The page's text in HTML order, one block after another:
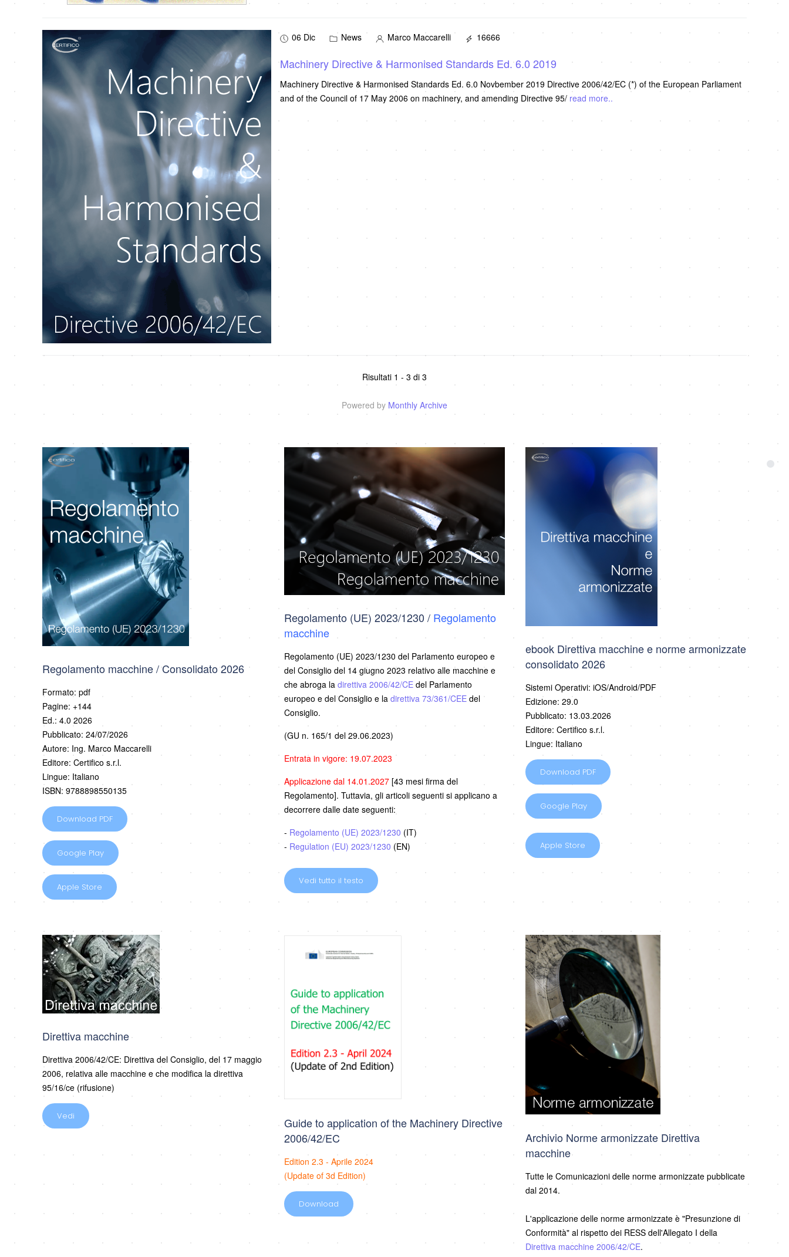
06 Dic News Marco Maccarelli 16666
Machinery Directive & Harmonised Standards Ed. 6.0 2019
Machinery Directive & Harmonised Standards Ed. 6.0 Novbember 2019 Directive 2006/42/EC (*) of the European Parliament
and of the Council of 17 May 2006 on machinery, and amending Directive 95/ read more..
Risultati 1 - 3 di 3
Powered by Monthly Archive
Regolamento macchine / Consolidato 2026
Formato: pdf
Pagine: +144
Ed.: 4.0 2026
Pubblicato: 24/07/2026
Autore: Ing. Marco Maccarelli
Editore: Certifico s.r.l.
Lingue: Italiano
ISBN: 9788898550135
Download PDF
Google Play
Apple Store
Regolamento (UE) 2023/1230 / Regolamento
macchine
Regolamento (UE) 2023/1230 del Parlamento europeo e
del Consiglio del 14 giugno 2023 relativo alle macchine e
che abroga la direttiva 2006/42/CEdel Parlamento
europeo e del Consiglio e la direttiva 73/361/CEEdel
Consiglio.
(GU n. 165/1 del 29.06.2023)
Entrata in vigore: 19.07.2023
Applicazione dal 14.01.2027 [43 mesi firma del
Regolamento]. Tuttavia, gli articoli seguenti si applicano a
decorrere dalle date seguenti:
- Regolamento (UE) 2023/1230 (IT)
- Regulation (EU) 2023/1230 (EN)
Vedi tutto il testo
ebook Direttiva macchine e norme armonizzate
consolidato 2026
Sistemi Operativi: iOS/Android/PDF
Edizione: 29.0
Pubblicato: 13.03.2026
Editore: Certifico s.r.l.
Lingue: Italiano
Download PDF
Google Play
Apple Store
Direttiva macchine
Direttiva 2006/42/CE: Direttiva del Consiglio, del 17 maggio
2006, relativa alle macchine e che modifica la direttiva
95/16/ce (rifusione)
Vedi
Guide to application of the Machinery Directive
2006/42/EC
Edition 2.3 - Aprile 2024
(Update of 3d Edition)
Download
Archivio Norme armonizzate Direttiva
macchine
Tutte le Comunicazioni delle norme armonizzate pubblicate
dal 2014.
L'applicazione delle norme armonizzate è "Presunzione di
Conformità" al rispetto dei RESS dell'Allegato I della
Direttiva macchine 2006/42/CE.